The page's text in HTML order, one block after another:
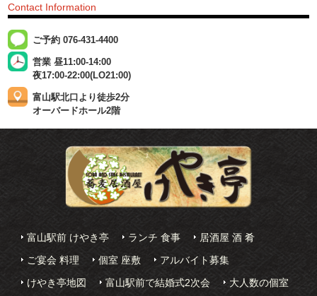
Contact Information
ご予約 076-431-4400
営業 昼11:00-14:00
夜17:00-22:00(LO21:00)
富山駅北口より徒歩2分
オーバードホール2階
富山駅前 けやき亭 ランチ 食事 居酒屋 酒 肴
ご宴会 料理 個室 座敷 アルバイト募集
けやき亭地図 富山駅前で結婚式2次会 大人数の個室